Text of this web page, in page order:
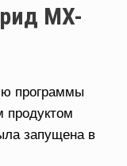
MX-
программы
продуктом
запущена в